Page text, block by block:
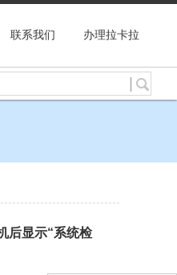
联系我们 办理拉卡拉
后显示“系统检